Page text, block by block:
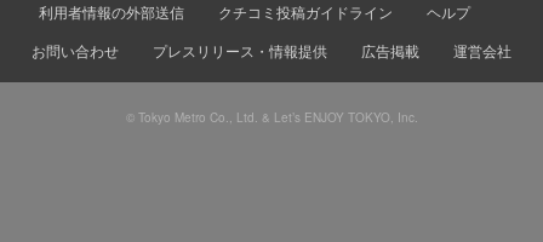
利用者情報の外部送信
クチコミ投稿ガイドライン
ヘルプ
お問い合わせ
プレスリリース・情報提供 広告掲載 運営会社
© Tokyo Metro Co., Ltd. & Let’s ENJOY TOKYO, Inc.